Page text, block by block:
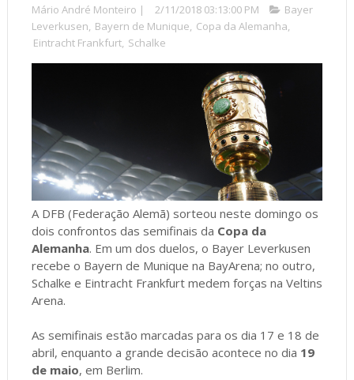
Mário André Monteiro | 2/11/2018 03:13:00 PM
Bayer
Leverkusen, Bayern de Munique, Copa da Alemanha,
Eintracht Frankfurt, Schalke
A DFB (Federação Alemã) sorteou neste domingo os
dois confrontos das semifinais da Copa da
Alemanha. Em um dos duelos, o Bayer Leverkusen
recebe o Bayern de Munique na BayArena; no outro,
Schalke e Eintracht Frankfurt medem forças na Veltins
Arena.
As semifinais estão marcadas para os dia 17 e 18 de
abril, enquanto a grande decisão acontece no dia 19
de maio, em Berlim.